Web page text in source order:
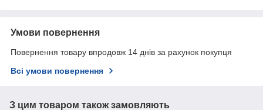
Умови повернення
Повернення товару впродовж 14 днів за рахунок покупця
Всі умови повернення
З цим товаром також замовляють